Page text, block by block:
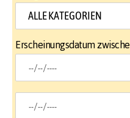
Erscheinungsdatum